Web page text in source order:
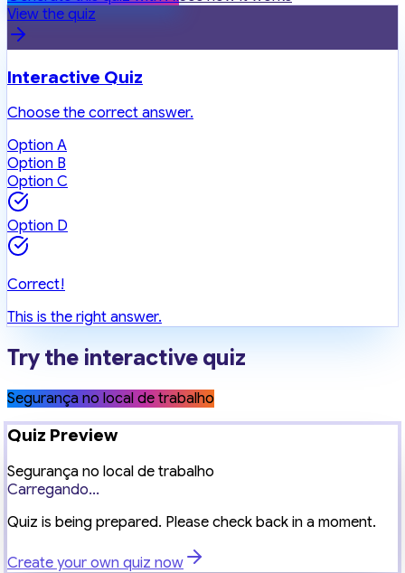
View the quiz
Interactive Quiz
Choose the correct answer.
Option A
Option B
Option C
Option D
Correct!
This is the right answer.
Try the interactive quiz
Segurança no local de trabalho
Quiz Preview
Segurança no local de trabalho
Carregando...
Quiz is being prepared. Please check back in a moment.
Create your own quiz now